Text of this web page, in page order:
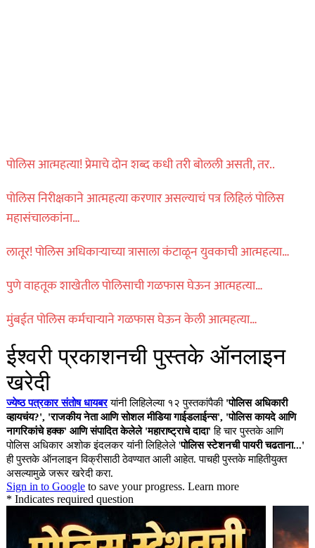
पोलिस आत्महत्या! प्रेमाचे दोन शब्द कधी तरी बोलली असती, तर..
पोलिस निरीक्षकाने आत्महत्या करणार असल्याचं पत्र लिहिलं पोलिस
महासंचालकांना…
लातूर! पोलिस अधिकाऱ्याच्या त्रासाला कंटाळून युवकाची आत्महत्या…
पुणे वाहतूक शाखेतील पोलिसाची गळफास घेऊन आत्महत्या…
मुंबईत पोलिस कर्मचाऱ्याने गळफास घेऊन केली आत्महत्या…